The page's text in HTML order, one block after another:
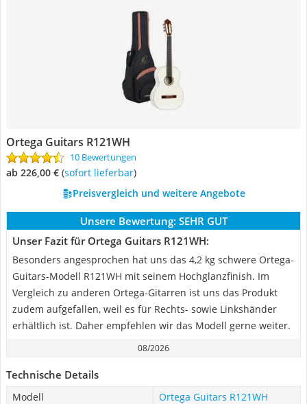
Ortega Guitars ‎R121WH
10 Bewertungen
ab 226,00 € ( Sofort lieferbar)
Preisvergleich und weitere Angebote
Unsere Bewertung: SEHR GUT
Unser Fazit für Ortega Guitars ‎R121WH:
Besonders angesprochen hat uns das 4,2 kg schwere Ortega-
Guitars-Modell ‎R121WH mit seinem Hochglanzfinish. Im
Vergleich zu anderen Ortega-Gitarren ist uns das Produkt
zudem aufgefallen, weil es für Rechts- sowie Linkshänder
erhältlich ist. Daher empfehlen wir das Modell gerne weiter.
08/2026
Technische Details
Modell
Ortega Guitars ‎R121WH